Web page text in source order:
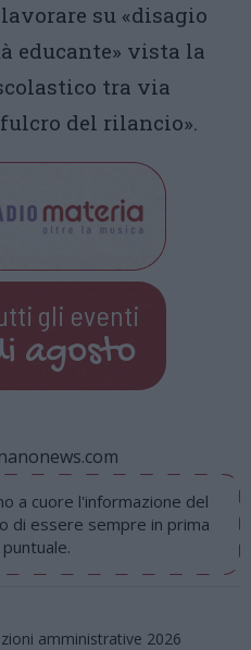
su «disagio
educante» vista la
tra via
del rilancio».
gli eventi
agosto
a cuore l'informazione del
di essere sempre in prima
amministrative 2026